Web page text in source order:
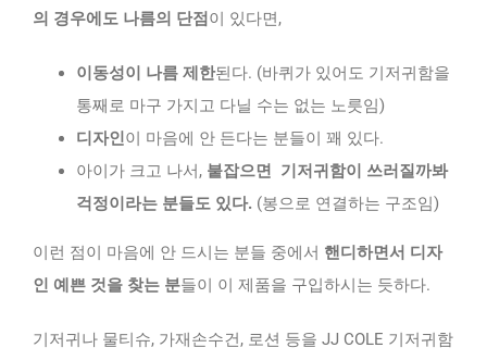
의 경우에도 나름의 단점 이 있다면,
이동성이 나름 제한된다. (바퀴가 있어도 기저귀함을
통째로 마구 가지고 다닐 수는 없는 노릇임)
디자인이 마음에 안 든다는 분들이 꽤 있다.
아이가 크고 나서, 붙잡으면 기저귀함이 쓰러질까봐
걱정이라는 분들도 있다. (봉으로 연결하는 구조임)
이런 점이 마음에 안 드시는 분들 중에서 핸디하면서 디자
인 예쁜 것을 찾는 분들이 이 제품을 구입하시는 듯하다.
기저귀나 물티슈, 가재손수건, 로션 등을 JJ COLE 기저귀함